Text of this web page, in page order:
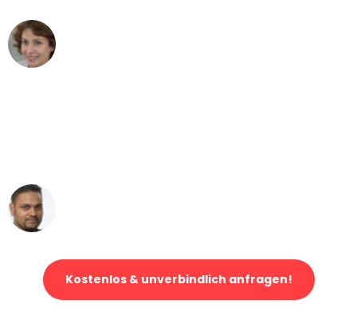
Kostenlos & unverbindlich anfragen!